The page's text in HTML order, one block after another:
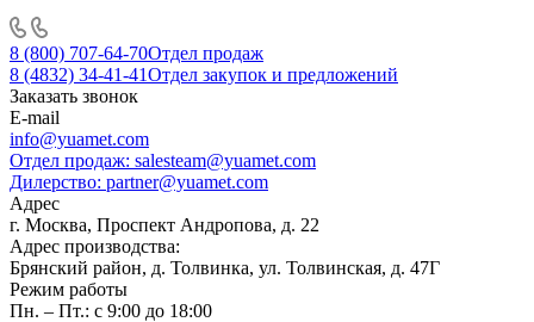
8 (800) 707-64-70Отдел продаж
8 (4832) 34-41-41Отдел закупок и предложений
Заказать звонок
E-mail
info@yuamet.com
Отдел продаж: salesteam@yuamet.com
Дилерство: partner@yuamet.com
Адрес
г. Москва, Проспект Андропова, д. 22
Адрес производства:
Брянский район, д. Толвинка, ул. Толвинская, д. 47Г
Режим работы
Пн. – Пт.: с 9:00 до 18:00